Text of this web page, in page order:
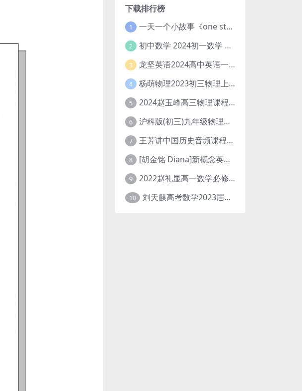
下载排行榜
1 一天一个小故事《one story a day》初中版 百度网盘分享下载
2 初中数学 2024初一数学 朱韬数学 S班春季下 A+班春季下 百度云网盘
3 龙坚英语2024高中英语一轮系统班(全国卷+北京卷)
4 杨萌物理2023初三物理上秋季A+班(视频+讲义) 百度网盘分享
5 2024赵玉峰高三物理课程24年高考物理一轮复习网课教程
6 沪科版(初三)九年级物理全一册网课教学视频全集(录播版 杜春雨 66讲)
7 王芳讲中国历史音频课程全集(上下五千年)
8 [胡金铭 Diana]新概念英语第1册教学视频课程(全集 百度网盘下载)
9 2022赵礼显高一数学必修一课程视频资源(秋季班 含讲义)百度网盘云
10 刘天麒高考数学2023届一轮暑假班直播课合集(A和A+)